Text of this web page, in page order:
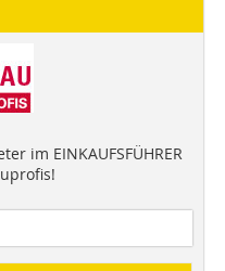
im EINKAUFSFÜHRER